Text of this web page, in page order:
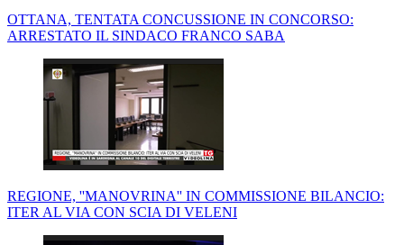
OTTANA, TENTATA CONCUSSIONE IN CONCORSO:
ARRESTATO IL SINDACO FRANCO SABA
REGIONE, ''MANOVRINA'' IN COMMISSIONE BILANCIO:
ITER AL VIA CON SCIA DI VELENI